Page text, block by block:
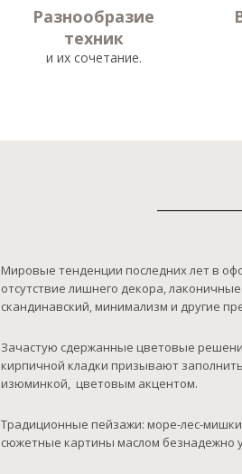
Разнообразие
техник
и их сочетание.
Мировые тенденции последних лет в
отсутствие лишнего декора,
скандинавский, минимализм и другие
Зачастую сдержанные цветовые
кирпичной кладки призывают
изюминкой, цветовым акцентом.
Традиционные пейзажи: море-лес-
сюжетные картины маслом безнадежно